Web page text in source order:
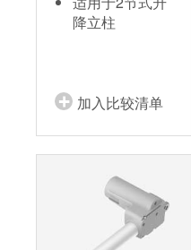
降立柱
加入比较清单